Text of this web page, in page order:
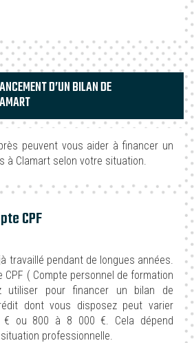
D’UN BILAN DE
peuvent vous aider à financer un
à Clamart selon votre situation.
CPF
travaillé pendant de longues années.
CPF ( Compte personnel de formation
utiliser pour financer un bilan de
dont vous disposez peut varier
ou 800 à 8 000 €. Cela dépend
professionnelle.